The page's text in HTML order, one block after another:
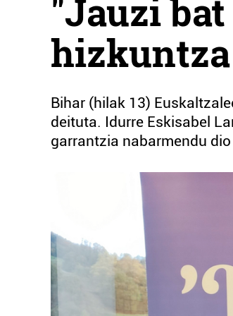
"Jauzi
Bihar (hilak 13)
deituta. Idurre Eskisabel
garrantzia nabarmendu dio